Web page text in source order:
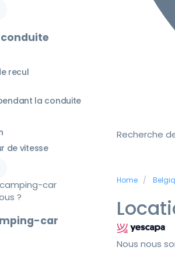
Recherche
Home
Nous nous
recul
la conduite
de vitesse
car
?
car